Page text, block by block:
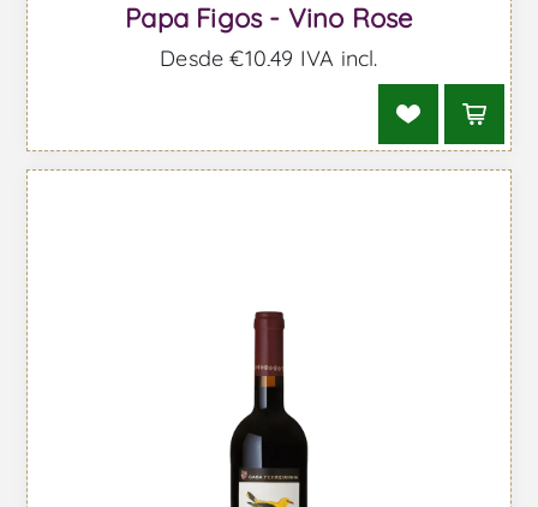
Papa Figos - Vino Rose
Desde €10,49 IVA incl.